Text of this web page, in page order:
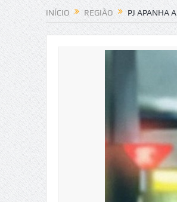
NOTÍCIAS
INÍCIO REGIÃO PJ APANHA